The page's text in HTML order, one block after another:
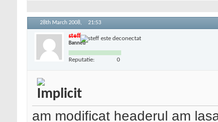
28th March 2008, 21:53
steff
Banned
Reputatie: 0
am modificat headerul am